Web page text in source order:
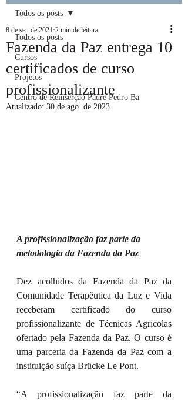
Todos os posts
Cursos
Projetos
Centro de Reinserção Padre Pedro Ba
Todos os posts
Fazenda da Paz entrega 10
certificados de curso
profissionalizante
8 de set. de 2021 2 min de leitura
Atualizado: 30 de ago. de 2023
A profissionalização faz parte da
metodologia da Fazenda da Paz
Dez acolhidos da Fazenda da Paz da
Comunidade Terapêutica da Luz e Vida
receberam certificado do curso
profissionalizante de Técnicas Agrícolas
ofertado pela Fazenda da Paz. O curso é
uma parceria da Fazenda da Paz com a
instituição suíça Brücke Le Pont.
“A profissionalização faz parte da